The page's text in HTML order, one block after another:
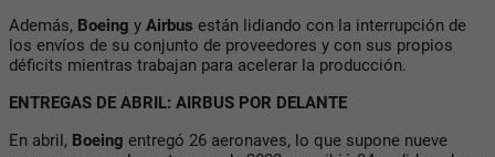
Además, Boeing y Airbus están lidiando con la interrupción de
los envíos de su conjunto de proveedores y con sus propios
déficits mientras trabajan para acelerar la producción.
ENTREGAS DE ABRIL: AIRBUS POR DELANTE
En abril, Boeing entregó 26 aeronaves, lo que supone nueve